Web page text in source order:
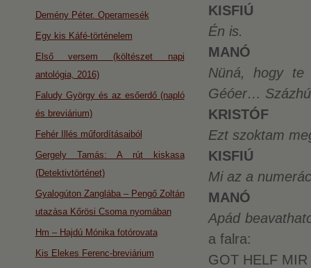
KISFIÚ
Én is.
MANÓ
Nüná, hogy te
Géóer…
KRISTÓF
Ezt szoktam
KISFIÚ
Mi az a
MANÓ
Apád
a falra:
GOT HELF MIR
Demény Péter. Operamesék
Egy kis Káfé-történelem
Első versem (költészet napi
antológia, 2016)
Faludy György és az esőerdő (napló
és breviárium)
Fehér Illés műfordításaiból
Gergely Tamás: A rút kiskasa
(Detektivtörténet)
Gyalogúton Zanglába – Pengő Zoltán
utazása Kőrösi Csoma nyomában
Hm – Hajdú Mónika fotórovata
Kis Elekes Ferenc-breviárium